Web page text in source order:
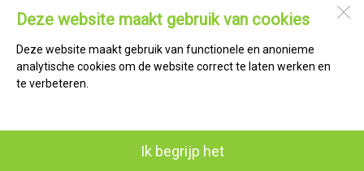
Deze website maakt gebruik van cookies
Deze website maakt gebruik van functionele en anonieme
analytische cookies om de website correct te laten werken en
te verbeteren.
Ik begrijp het
Open desktopversie
JuRstijl | Ziber DS4